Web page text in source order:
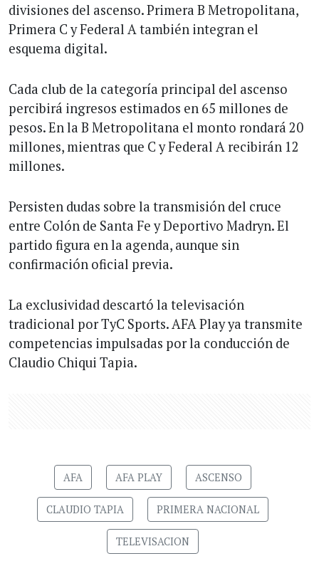
divisiones del ascenso. Primera B Metropolitana,
Primera C y Federal A también integran el
esquema digital.
Cada club de la categoría principal del ascenso
percibirá ingresos estimados en 65 millones de
pesos. En la B Metropolitana el monto rondará 20
millones, mientras que C y Federal A recibirán 12
millones.
Persisten dudas sobre la transmisión del cruce
entre Colón de Santa Fe y Deportivo Madryn. El
partido figura en la agenda, aunque sin
confirmación oficial previa.
La exclusividad descartó la televisación
tradicional por TyC Sports. AFA Play ya transmite
competencias impulsadas por la conducción de
Claudio Chiqui Tapia.
AFA AFA PLAY ASCENSO
CLAUDIO TAPIA PRIMERA NACIONAL
TELEVISACION